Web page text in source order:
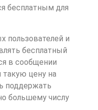
бесплатным для
и
бесплатный
в сообщении
такую цену на
поддержать
большему числу